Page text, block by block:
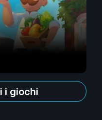
i giochi